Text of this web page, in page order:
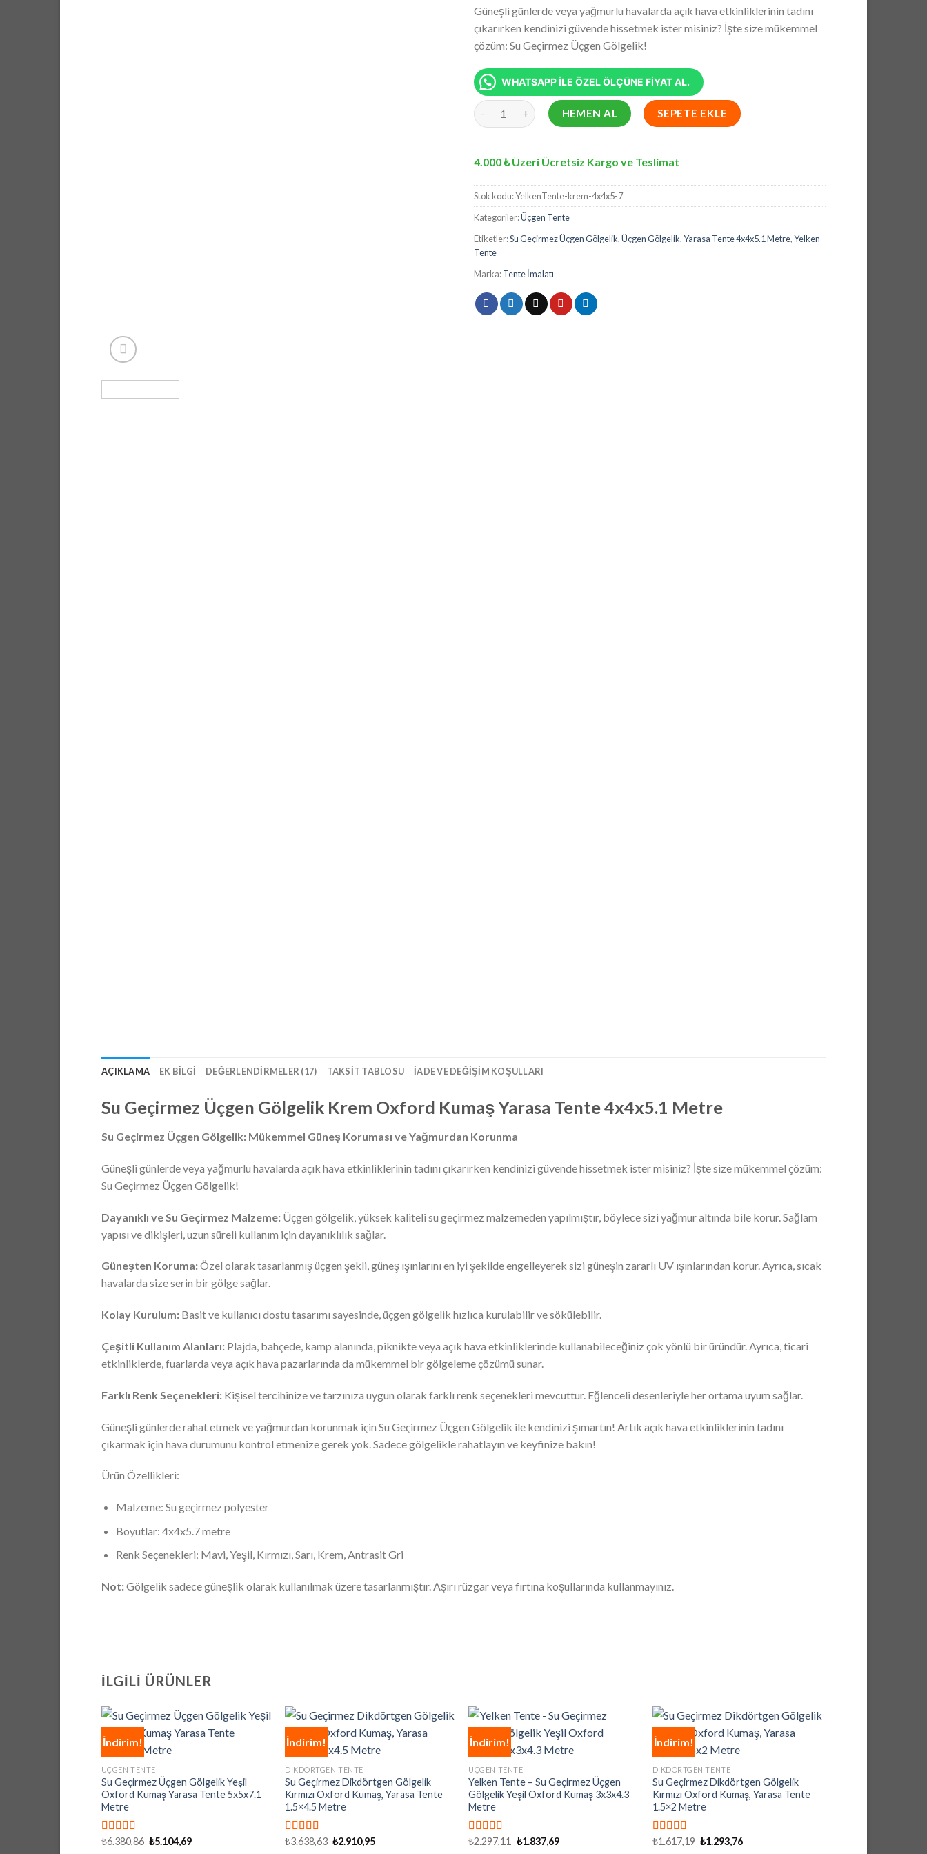
üzerinden
4.92puan
aldı
₺4.083,75.fiyat:
₺3.267,00.
Güneşli günlerde veya yağmurlu havalarda açık hava etkinliklerinin tadını
çıkarırken kendinizi güvende hissetmek ister misiniz? İşte size mükemmel
çözüm: Su Geçirmez Üçgen Gölgelik!
WHATSAPP İLE ÖZEL ÖLÇÜNE FİYAT AL.
Su Geçirmez Üçgen Gölgelik Krem Oxford Kumaş Yarasa Tente 4x4x5.7 Metre adet
HEMEN AL SEPETE EKLE
4.000 ₺ Üzeri Ücretsiz Kargo ve Teslimat
Stok kodu:YelkenTente-krem-4x4x5-7
Kategoriler:Üçgen Tente
Etiketler:Su Geçirmez Üçgen Gölgelik,Üçgen Gölgelik,Yarasa Tente 4x4x5.1 Metre,Yelken
Tente
Marka:Tente İmalatı
AÇIKLAMA EK BILGI DEĞERLENDIRMELER (17) TAKSIT TABLOSU İADE VE DEĞIŞIM KOŞULLARI
Su Geçirmez Üçgen Gölgelik Krem Oxford Kumaş Yarasa Tente 4x4x5.1 Metre
Su Geçirmez Üçgen Gölgelik: Mükemmel Güneş Koruması ve Yağmurdan Korunma
Güneşli günlerde veya yağmurlu havalarda açık hava etkinliklerinin tadını çıkarırken kendinizi güvende hissetmek ister misiniz? İşte size mükemmel çözüm:
Su Geçirmez Üçgen Gölgelik!
Dayanıklı ve Su Geçirmez Malzeme: Üçgen gölgelik, yüksek kaliteli su geçirmez malzemeden yapılmıştır, böylece sizi yağmur altında bile korur. Sağlam
yapısı ve dikişleri, uzun süreli kullanım için dayanıklılık sağlar.
Güneşten Koruma:Özel olarak tasarlanmış üçgen şekli, güneş ışınlarını en iyi şekilde engelleyerek sizi güneşin zararlı UV ışınlarından korur. Ayrıca, sıcak
havalarda size serin bir gölge sağlar.
Kolay Kurulum: Basit ve kullanıcı dostu tasarımı sayesinde, üçgen gölgelik hızlıca kurulabilir ve sökülebilir.
Çeşitli Kullanım Alanları: Plajda, bahçede, kamp alanında, piknikte veya açık hava etkinliklerinde kullanabileceğiniz çok yönlü bir üründür. Ayrıca, ticari
etkinliklerde, fuarlarda veya açık hava pazarlarında da mükemmel bir gölgeleme çözümü sunar.
Farklı Renk Seçenekleri: Kişisel tercihinize ve tarzınıza uygun olarak farklı renk seçenekleri mevcuttur. Eğlenceli desenleriyle her ortama uyum sağlar.
Güneşli günlerde rahat etmek ve yağmurdan korunmak için Su Geçirmez Üçgen Gölgelik ile kendinizi şımartın! Artık açık hava etkinliklerinin tadını
çıkarmak için hava durumunu kontrol etmenize gerek yok. Sadece gölgelikle rahatlayın ve keyfinize bakın!
Ürün Özellikleri:
Malzeme: Su geçirmez polyester
Boyutlar: 4x4x5.7 metre
Renk Seçenekleri: Mavi, Yeşil, Kırmızı, Sarı, Krem, Antrasit Gri
Not:Gölgelik sadece güneşlik olarak kullanılmak üzere tasarlanmıştır. Aşırı rüzgar veya fırtına koşullarında kullanmayınız.
İLGILI ÜRÜNLER
İndirim!
ÜÇGEN TENTE
Su Geçirmez Üçgen Gölgelik Yeşil
Oxford Kumaş Yarasa Tente 5x5x7.1
Metre
5 üzerinden
₺6.380,86 Orijinal
₺5.104,69Şu
İndirim!
DIKDÖRTGEN TENTE
Su Geçirmez Dikdörtgen Gölgelik
Kırmızı Oxford Kumaş, Yarasa Tente
1.5×4.5 Metre
5 üzerinden
₺3.638,63 Orijinal
₺2.910,95Şu
İndirim!
ÜÇGEN TENTE
Yelken Tente – Su Geçirmez Üçgen
Gölgelik Yeşil Oxford Kumaş 3x3x4.3
Metre
5 üzerinden
₺2.297,11 Orijinal
₺1.837,69Şu
İndirim!
DIKDÖRTGEN TENTE
Su Geçirmez Dikdörtgen Gölgelik
Kırmızı Oxford Kumaş, Yarasa Tente
1.5×2 Metre
5 üzerinden
₺1.617,19 Orijinal
₺1.293,76Şu